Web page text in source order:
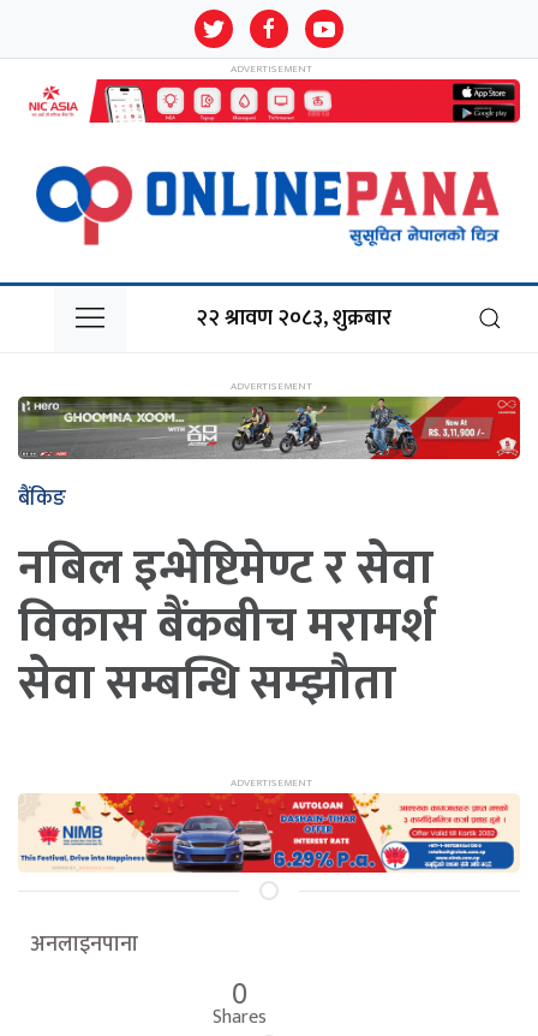
२२ श्रावण २०८३, शुक्रबार
बैंकिङ
नबिल इन्भेष्टिमेण्ट र सेवा
विकास बैंकबीच मरामर्श
सेवा सम्बन्धि सम्झौता
अनलाइनपाना
0
Shares